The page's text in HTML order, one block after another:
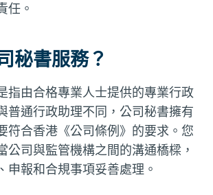
任。
秘書服務？
指由合格專業人士提供的專業行政
普通行政助理不同，公司秘書擁有
符合香港《公司條例》的要求。您
公司與監管機構之間的溝通橋樑，
申報和合規事項妥善處理。